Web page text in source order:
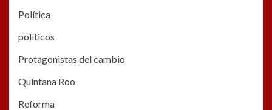
Política
políticos
Protagonistas del cambio
Quintana Roo
Reforma